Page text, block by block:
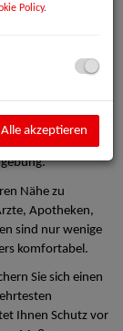
Ausstattung,
erreichen schnell
Nähe zu
Apotheken,
sind nur wenige
komfortabel.
Sie sich einen
Ihnen Schutz vor
Policy.
Alle akzeptieren